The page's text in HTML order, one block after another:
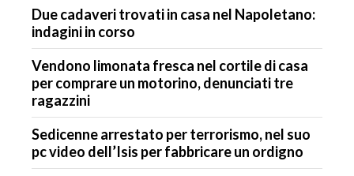
Due cadaveri trovati in casa nel Napoletano:
indagini in corso
Vendono limonata fresca nel cortile di casa
per comprare un motorino, denunciati tre
ragazzini
Sedicenne arrestato per terrorismo, nel suo
pc video dell’Isis per fabbricare un ordigno